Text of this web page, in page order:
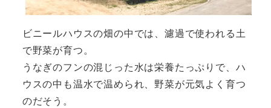
ビニールハウスの畑の中では、濾過で使われる土
で野菜が育つ。
うなぎのフンの混じった水は栄養たっぷりで、ハ
ウスの中も温水で温められ、野菜が元気よく育つ
のだそう。